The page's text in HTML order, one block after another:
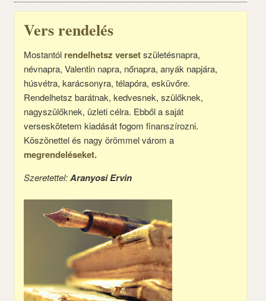
Vers rendelés
Mostantól rendelhetsz versetszületésnapra,
névnapra, Valentin napra, nőnapra, anyák napjára,
húsvétra, karácsonyra, télapóra, esküvőre.
Rendelhetsz barátnak, kedvesnek, szülőknek,
nagyszülőknek, üzleti célra. Ebből a saját
verseskötetem kiadását fogom finanszírozni.
Köszönettel és nagy örömmel várom a
megrendeléseket.
Szeretettel:Aranyosi Ervin